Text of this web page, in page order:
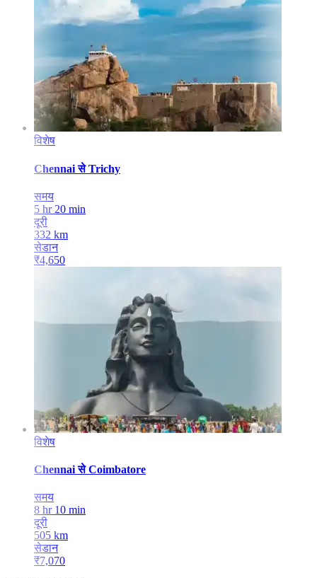
विशेष
Chennai से Trichy
समय
5 hr 20 min
दूरी
332 km
सेडान
₹4,650
विशेष
Chennai से Coimbatore
समय
8 hr 10 min
दूरी
505 km
सेडान
₹7,070